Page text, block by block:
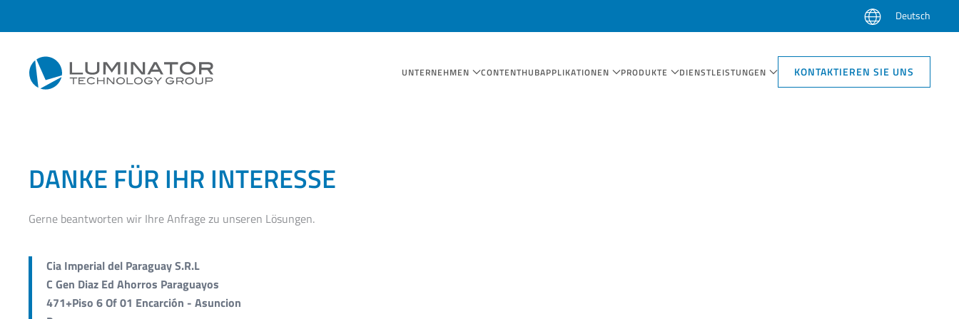
Zum Hauptinhalt springen
Deutsch
UNTERNEHMEN CONTENTHUBAPPLIKATIONEN PRODUKTE DIENSTLEISTUNGEN KONTAKTIEREN SIE UNS
DANKE FÜR IHR INTERESSE
Gerne beantworten wir Ihre Anfrage zu unseren Lösungen.
Cia Imperial del Paraguay S.R.L
C Gen Diaz Ed Ahorros Paraguayos
471+Piso 6 Of 01 Encarción - Asuncion